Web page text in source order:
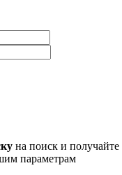
на поиск и
параметрам